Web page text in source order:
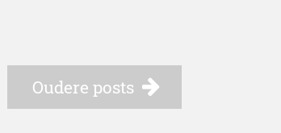
Oudere posts